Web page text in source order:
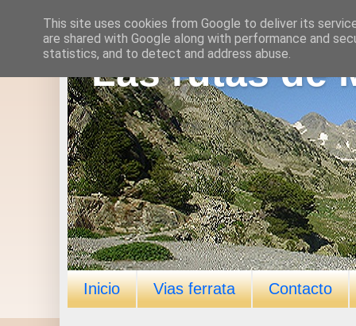
Las rutas de
Inicio Vias ferrata Contacto
This site uses cookies from Google to deliver its
are shared with Google along with performance and
statistics, and to detect and address abuse.